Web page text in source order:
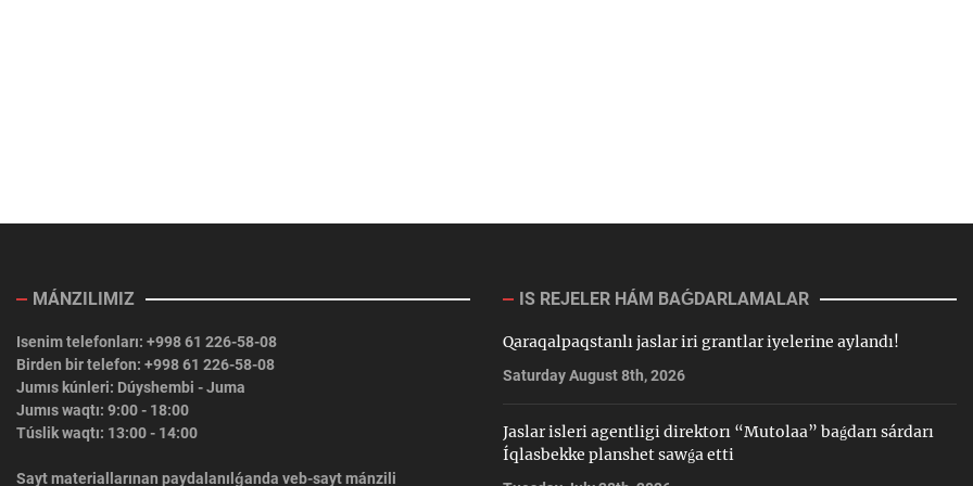
MÁNZILIMIZ
Isenim telefonları: +998 61 226-58-08
Birden bir telefon: +998 61 226-58-08
Jumıs kúnleri: Dúyshembi - Juma
Jumıs waqtı: 9:00 - 18:00
Túslik waqtı: 13:00 - 14:00
Sayt materiallarınan paydalanılǵanda veb-sayt mánzili
IS REJELER HÁM BAǴDARLAMALAR
Qaraqalpaqstanlı jaslar iri grantlar iyelerine aylandı!
Saturday August 8th, 2026
Jaslar isleri agentligi direktorı “Mutolaa” baǵdarı sárdarı
Íqlasbekke planshet sawǵa etti